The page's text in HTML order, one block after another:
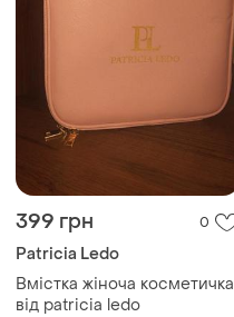
399 грн 0
Patricia Ledo
Вмістка жіноча косметичка
від patricia ledo